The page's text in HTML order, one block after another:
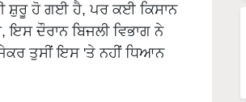
ਸ਼ੁਰੂ ਹੋ ਗਈ ਹੈ, ਪਰ ਕਈ ਕਿਸਾਨ
ਇਸ ਦੌਰਾਨ ਬਿਜਲੀ ਵਿਭਾਗ ਨੇ
ਤੁਸੀਂ ਇਸ 'ਤੇ ਨਹੀਂ ਧਿਆਨ